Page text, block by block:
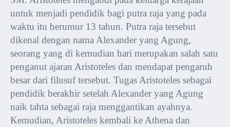
untuk menjadi pendidik bagi putra raja yang pada
waktu itu berumur 13 tahun. Putra raja tersebut
dikenal dengan nama Alexander yang Agung,
seorang yang di kemudian hari merupakan salah satu
penganut ajaran Aristoteles dan mendapat pengaruh
besar dari filusuf tersebut. Tugas Aristoteles sebagai
pendidik berakhir setelah Alexander yang Agung
naik tahta sebagai raja menggantikan ayahnya.
Kemudian, Aristoteles kembali ke Athena dan